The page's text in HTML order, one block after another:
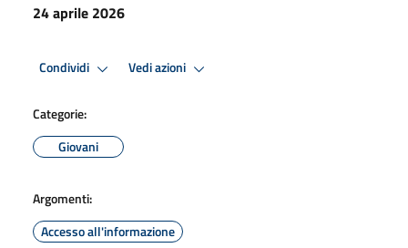
24 aprile 2026
Condividi Vedi azioni
Categorie:
Giovani
Argomenti:
Accesso all'informazione